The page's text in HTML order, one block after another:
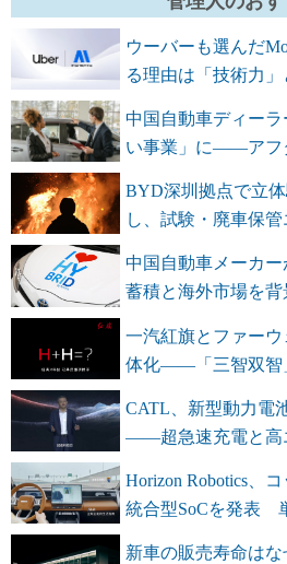
ウーバーも選んだ
る理由は「技術力」
中国自動車ディー
い事業」に――アフ
BYD深圳拠点で立
し、試験・廃車保管
中国自動車メーカ
蓄積と海外市場を背
一汽紅旗とファー
体化――「三智双智
CATL、新型動力電
――超急速充電と高
Horizon Robotics、
統合型SoCを発表
新車の販売寿命は